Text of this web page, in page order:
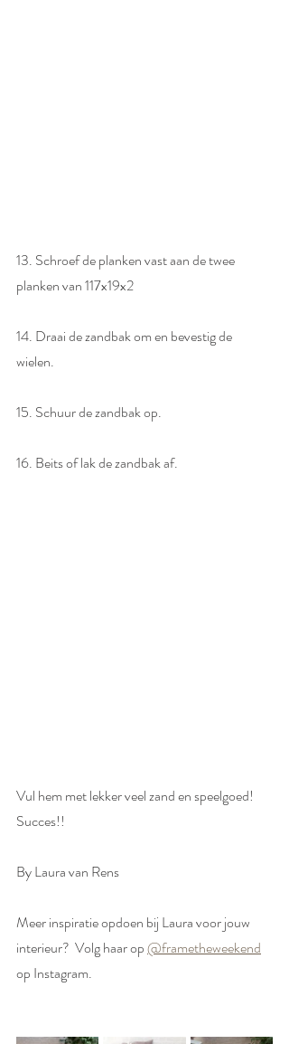
13. Schroef de planken vast aan de twee
planken van 117x19x2
14. Draai de zandbak om en bevestig de
wielen.
15. Schuur de zandbak op.
16. Beits of lak de zandbak af.
Vul hem met lekker veel zand en speelgoed!
Succes!!
By Laura van Rens
Meer inspiratie opdoen bij Laura voor jouw
interieur?  Volg haar op @frametheweekend
op Instagram.